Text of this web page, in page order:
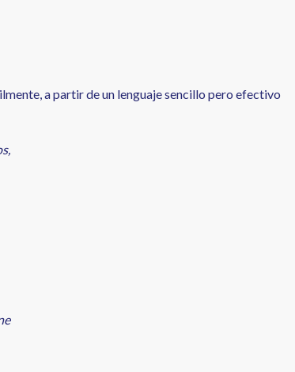
a partir de un lenguaje sencillo pero efectivo